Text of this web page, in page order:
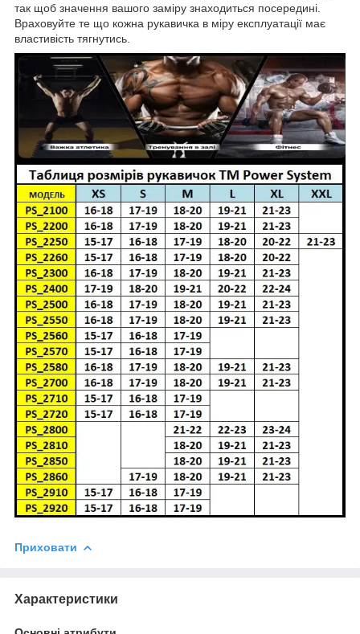
так щоб значення вашого заміру знаходиться посередині.
Враховуйте те що кожна рукавичка в міру експлуатації має
властивість тягнутись.
Приховати
Характеристики